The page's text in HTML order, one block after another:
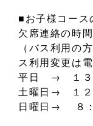
■お子様コース
欠席連絡の時間
（バス利用の
ス利用変更は
平日 → １３
土曜日→ １２
日曜日→ ８